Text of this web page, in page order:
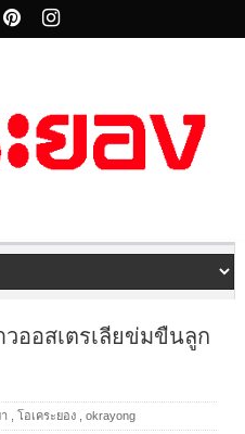
ออสเตรเลียข่มขืนลูก
โอเคระยอง okrayong